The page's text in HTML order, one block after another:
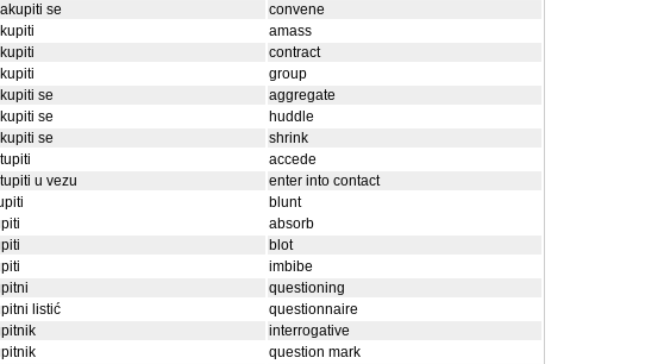
se
convene
amass
contract
group
se
aggregate
se
huddle
se
shrink
accede
u vezu
enter into contact
blunt
absorb
blot
imbibe
questioning
listić
questionnaire
interrogative
question mark